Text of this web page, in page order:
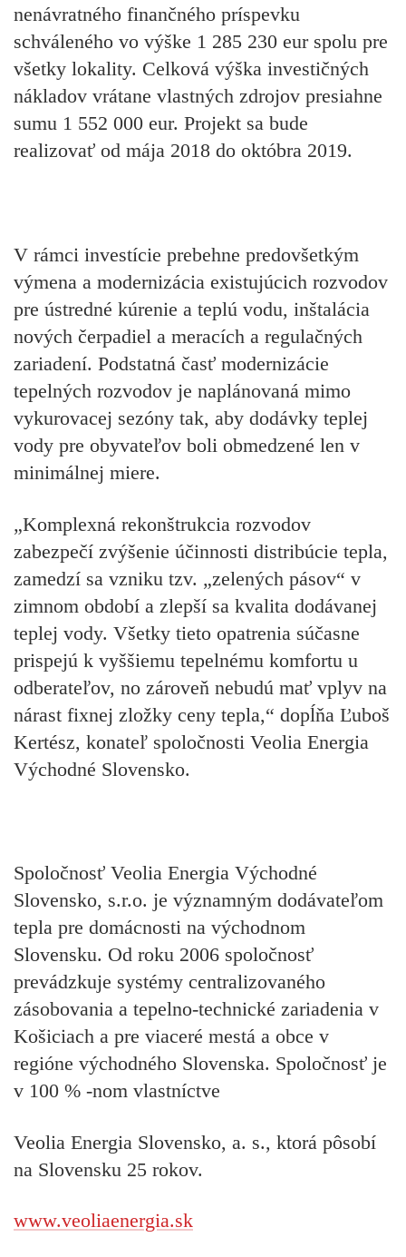
nenávratného finančného príspevku
schváleného vo výške 1 285 230 eur spolu pre
všetky lokality. Celková výška investičných
nákladov vrátane vlastných zdrojov presiahne
sumu 1 552 000 eur. Projekt sa bude
realizovať od mája 2018 do októbra 2019.
V rámci investície prebehne predovšetkým
výmena a modernizácia existujúcich rozvodov
pre ústredné kúrenie a teplú vodu, inštalácia
nových čerpadiel a meracích a regulačných
zariadení. Podstatná časť modernizácie
tepelných rozvodov je naplánovaná mimo
vykurovacej sezóny tak, aby dodávky teplej
vody pre obyvateľov boli obmedzené len v
minimálnej miere.
„Komplexná rekonštrukcia rozvodov
zabezpečí zvýšenie účinnosti distribúcie tepla,
zamedzí sa vzniku tzv. „zelených pásov“ v
zimnom období a zlepší sa kvalita dodávanej
teplej vody. Všetky tieto opatrenia súčasne
prispejú k vyššiemu tepelnému komfortu u
odberateľov, no zároveň nebudú mať vplyv na
nárast fixnej zložky ceny tepla,“ dopĺňa Ľuboš
Kertész, konateľ spoločnosti Veolia Energia
Východné Slovensko.
Spoločnosť Veolia Energia Východné
Slovensko, s.r.o. je významným dodávateľom
tepla pre domácnosti na východnom
Slovensku. Od roku 2006 spoločnosť
prevádzkuje systémy centralizovaného
zásobovania a tepelno-technické zariadenia v
Košiciach a pre viaceré mestá a obce v
regióne východného Slovenska. Spoločnosť je
v 100 % -nom vlastníctve
Veolia Energia Slovensko, a. s., ktorá pôsobí
na Slovensku 25 rokov.
www.veoliaenergia.sk